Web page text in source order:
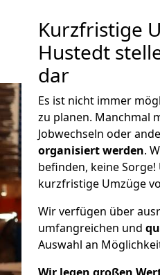
Kurzfristige
Hustedt
dar
Es ist nicht immer
zu planen. Manchmal
Jobwechseln oder
organisiert werden.
befinden, keine
kurzfristige Umzüge
Wir verfügen über
umfangreichen und
Auswahl an